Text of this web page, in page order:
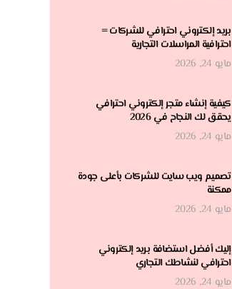
بريد إلكتروني احترافي للشركات =
احترافية المراسلات التجارية
مايو 24, 2026
كيفية إنشاء متجر إلكتروني احترافي
يحقق لك النجاح في 2026
مايو 24, 2026
تصميم ويب سايت للشركات بأعلى جودة
ممكنة
مايو 24, 2026
إليك أفضل استضافة بريد إلكتروني
احترافي لنشاطك التجاري
مايو 24, 2026